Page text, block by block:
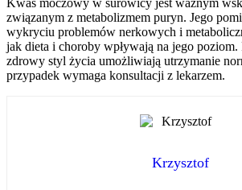
Kwas moczowy w surowicy jest ważnym
związanym z metabolizmem puryn. Jego
wykryciu problemów nerkowych i
jak dieta i choroby wpływają na jego poziom.
zdrowy styl życia umożliwiają utrzymanie
przypadek wymaga konsultacji z lekarzem.
Krzysztof